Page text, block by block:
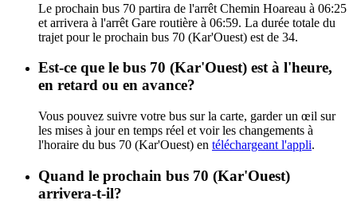
Le prochain bus 70 partira de l'arrêt Chemin Hoareau à 06:25
et arrivera à l'arrêt Gare routière à 06:59. La durée totale du
trajet pour le prochain bus 70 (Kar'Ouest) est de 34.
Est-ce que le bus 70 (Kar'Ouest) est à l'heure,
en retard ou en avance?
Vous pouvez suivre votre bus sur la carte, garder un œil sur
les mises à jour en temps réel et voir les changements à
l'horaire du bus 70 (Kar'Ouest) en téléchargeant l'appli.
Quand le prochain bus 70 (Kar'Ouest)
arrivera-t-il?